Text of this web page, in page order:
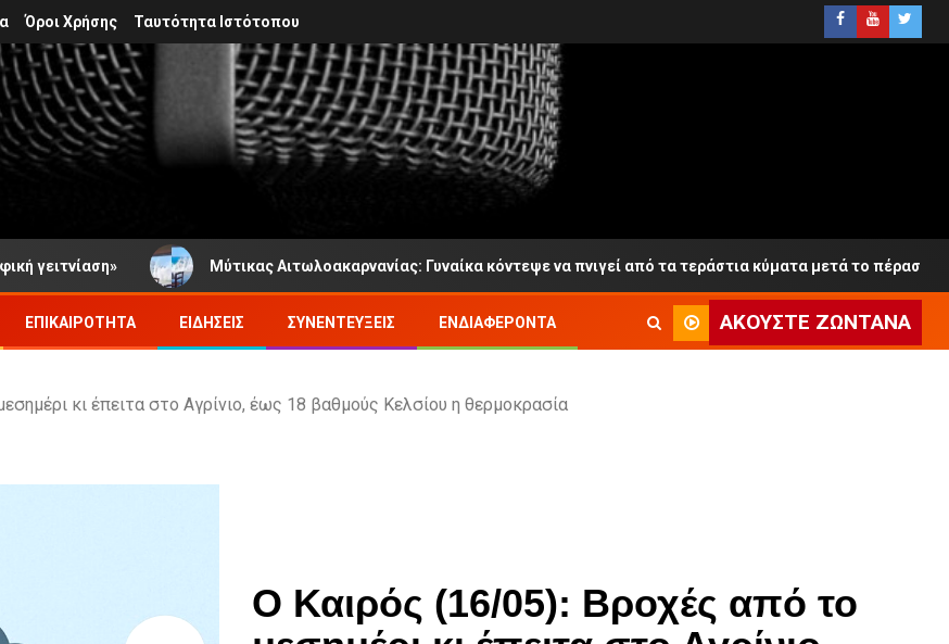
Όροι Χρήσης Ταυτότητα Ιστότοπου
Μύτικας Αιτωλοακαρνανίας: Γυναίκα κόντεψε να πνιγεί από τα τεράστια κύματα μετά το πέρασμα
ΕΠΙΚΑΙΡΌΤΗΤΑ ΕΙΔΉΣΕΙΣ ΣΥΝΕΝΤΕΎΞΕΙΣ ΕΝΔΙΑΦΈΡΟΝΤΑ ΑΚΟΎΣΤΕ ΖΩΝΤΑΝΆ
κι έπειτα στο Αγρίνιο, έως 18 βαθμούς Κελσίου η θερμοκρασία
Ο Καιρός (16/05): Βροχές από το